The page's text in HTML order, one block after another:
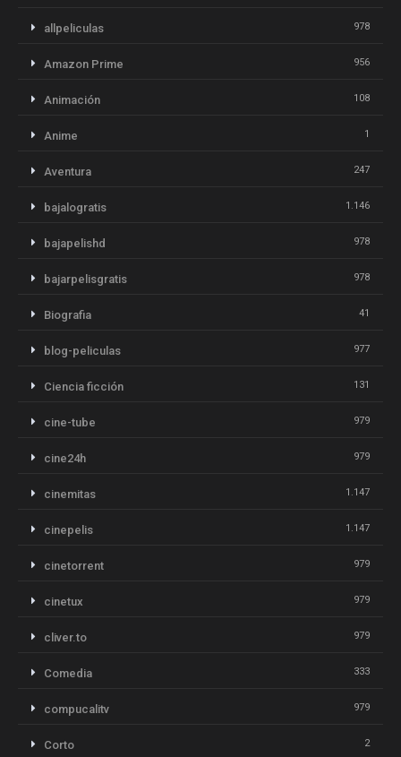
allpeliculas 978
Amazon Prime 956
Animación 108
Anime 1
Aventura 247
bajalogratis 1.146
bajapelishd 978
bajarpelisgratis 978
Biografia 41
blog-peliculas 977
Ciencia ficción 131
cine-tube 979
cine24h 979
cinemitas 1.147
cinepelis 1.147
cinetorrent 979
cinetux 979
cliver.to 979
Comedia 333
compucalitv 979
Corto 2